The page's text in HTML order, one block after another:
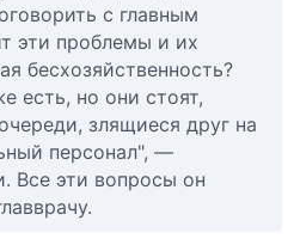
с главным
эти проблемы и их
бесхозяйственность?
есть, но они стоят,
злящиеся друг на
персонал", —
Все эти вопросы он